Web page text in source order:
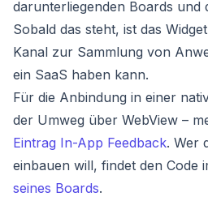
darunterliegenden Boards und
Sobald das steht, ist das
Kanal zur Sammlung von
ein SaaS haben kann.
Für die Anbindung in einer
der Umweg über WebView –
Eintrag In-App Feedback. Wer
einbauen will, findet den Code
seines Boards.